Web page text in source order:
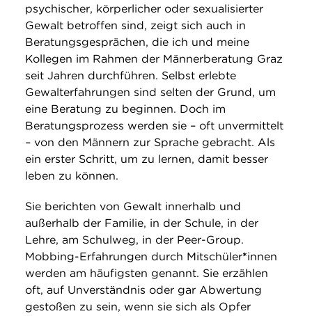
psychischer, körperlicher oder sexualisierter
Gewalt betroffen sind, zeigt sich auch in
Beratungsgesprächen, die ich und meine
Kollegen im Rahmen der Männerberatung Graz
seit Jahren durchführen. Selbst erlebte
Gewalterfahrungen sind selten der Grund, um
eine Beratung zu beginnen. Doch im
Beratungsprozess werden sie – oft unvermittelt
– von den Männern zur Sprache gebracht. Als
ein erster Schritt, um zu lernen, damit besser
leben zu können.
Sie berichten von Gewalt innerhalb und
außerhalb der Familie, in der Schule, in der
Lehre, am Schulweg, in der Peer-Group.
Mobbing-Erfahrungen durch Mitschüler*innen
werden am häufigsten genannt. Sie erzählen
oft, auf Unverständnis oder gar Abwertung
gestoßen zu sein, wenn sie sich als Opfer